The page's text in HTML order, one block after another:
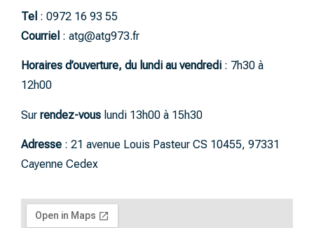
Tel : 0972 16 93 55
Courriel : atg@atg973.fr
Horaires d’ouverture, du l undi au vendredi : 7h30 à
12h00
Sur rendez-vous lundi 13h00 à 15h30
Adresse : 21 avenue Louis Pasteur CS 10455, 97331
Cayenne Cedex